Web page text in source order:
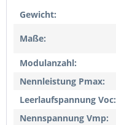
Gewicht:
Maße:
Modulanzahl:
Nennleistung Pmax:
Leerlaufspannung Voc:
Nennspannung Vmp: